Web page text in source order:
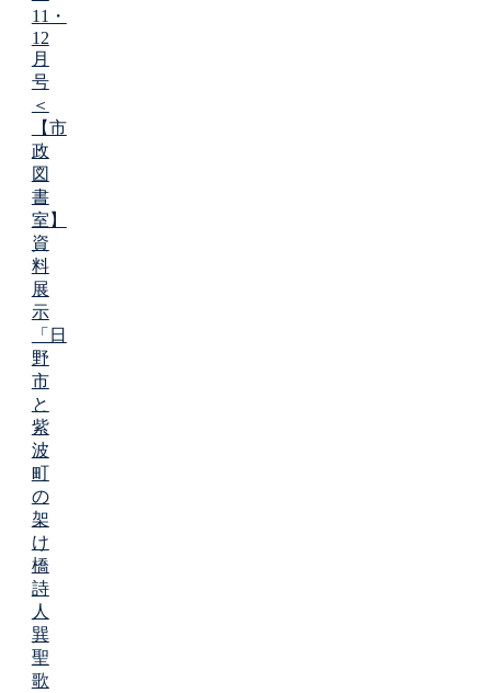
11・
12
月
号
＜
【市
政
図
書
室】
資
料
展
示
「日
野
市
と
紫
波
町
の
架
け
橋
詩
人
巽
聖
歌